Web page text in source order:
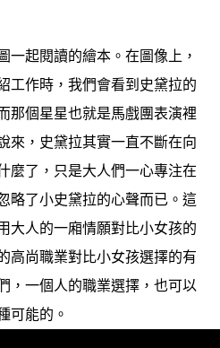
起閱讀的繪本。在圖像上，
工作時，我們會看到史黛拉的
那個星星也就是馬戲團表演裡
來，史黛拉其實一直不斷在向
麼了，只是大人們一心專注在
略了小史黛拉的心聲而已。這
大人的一廂情願對比小女孩的
高尚職業對比小女孩選擇的有
，一個人的職業選擇，也可以
可能的。